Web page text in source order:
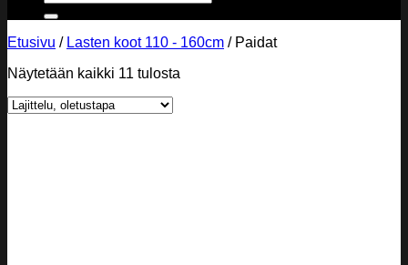
Etusivu / Lasten koot 110 - 160cm /Paidat
Näytetään kaikki 11 tulosta